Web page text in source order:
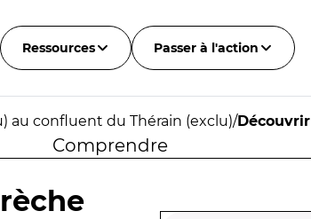
Ressources Passer à l'action
au confluent du Thérain (exclu)/Découvrir
Comprendre